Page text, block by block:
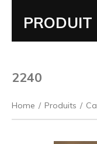
PRODUIT
2240
Home / Produits /